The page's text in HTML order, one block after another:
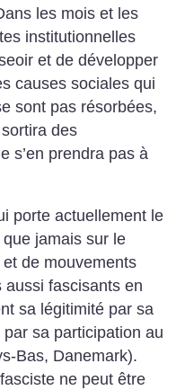
les mois et les
institutionnelles
et de développer
causes sociales qui
sont pas résorbées,
des
s’en prendra pas à
porte actuellement le
que jamais sur le
de mouvements
fascisants en
sa légitimité par sa
sa participation au
Bas, Danemark).
ne peut être